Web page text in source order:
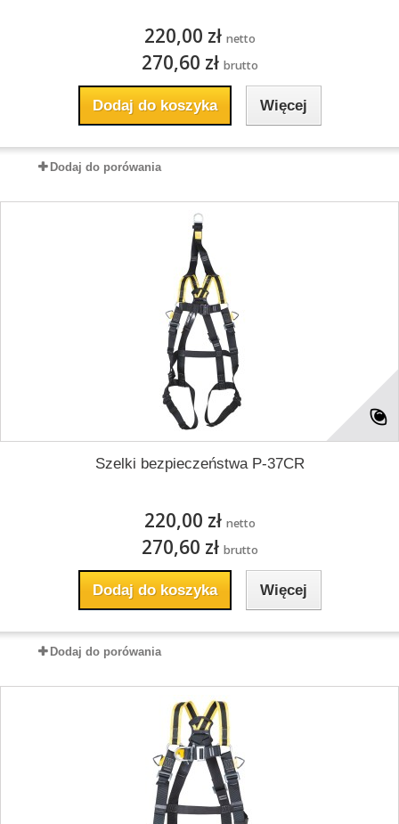
220,00 zł netto
270,60 zł brutto
Dodaj do koszyka Więcej
Dodaj do porówania
Szelki bezpieczeństwa P-37CR
220,00 zł netto
270,60 zł brutto
Dodaj do koszyka Więcej
Dodaj do porówania